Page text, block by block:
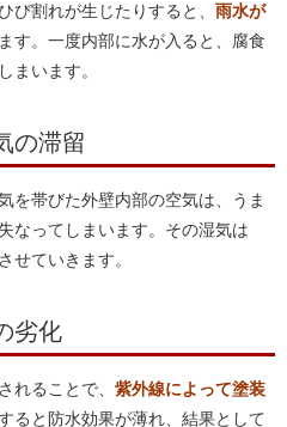
び割れが生じたりすると、 雨水が
す。一度内部に水が入ると、腐食
まいます。
の滞留
を帯びた外壁内部の空気は、うま
なってしまいます。その湿気は
せていきます。
劣化
れることで、 紫外線によって塗装
ると防水効果が薄れ、結果として